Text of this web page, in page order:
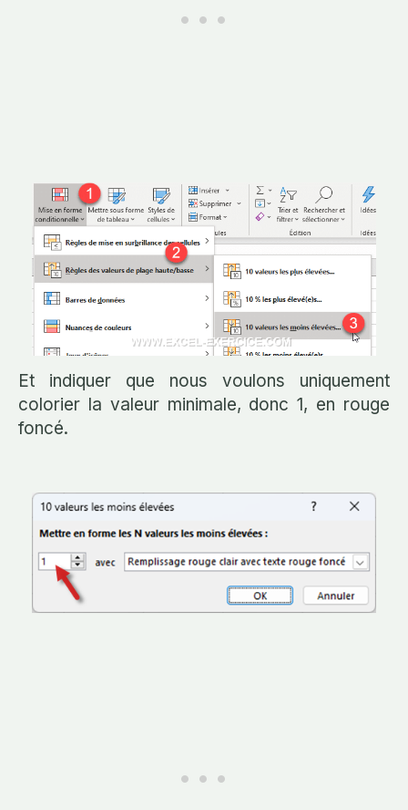
Et indiquer que nous voulons uniquement
colorier la valeur minimale, donc 1, en rouge
foncé.